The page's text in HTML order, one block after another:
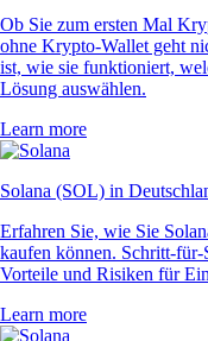
Ob Sie zum ersten Mal
ohne Krypto-Wallet geht
ist, wie sie funktioniert,
Lösung auswählen.
Learn more
Solana (SOL) in
Erfahren Sie, wie Sie
kaufen können. Schritt-
Vorteile und Risiken für
Learn more